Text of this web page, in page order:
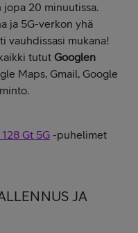
20 minuutissa.
ja 5G-verkon yhä
vauhdissasi mukana!
tutut Googlen
Maps, Gmail, Google
Gt 5G -puhelimet
JA